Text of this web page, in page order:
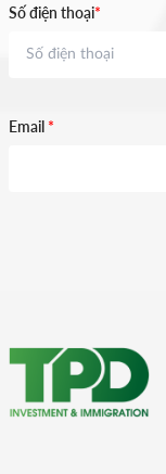
Số điện thoại*
Email *